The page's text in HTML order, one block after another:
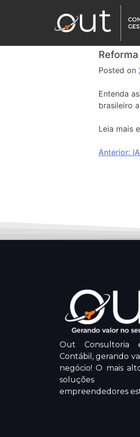
Posted on
Entenda
brasileiro
Leia mais
Anterior:
Out Consultoria
Contábil, gerando
negócio! O mais
soluções
empreendedores